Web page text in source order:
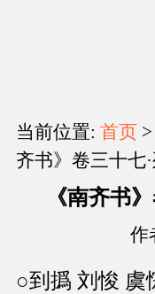
当前位置: 首页 >
齐书》卷三十七
《南齐书
作
○到撝 刘悛 虞